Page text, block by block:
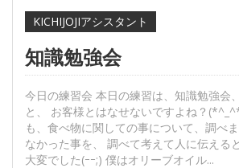
KICHIJOJIアシスタント
知識勉強会
今日の練習会 本日の練習は、知識勉強会
と、 お客様とはなせないですよね？
も、食べ物に関しての事について、調べ
なかった事を、 調べて考えて人に伝える
大変でした(ｰｰ;) 僕はオリーブオイル...